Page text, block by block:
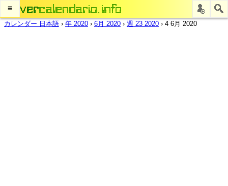
≡
カレンダー 日本語 › 年 2020 › 6月 2020 › 週 23 2020 › 4 6月 2020